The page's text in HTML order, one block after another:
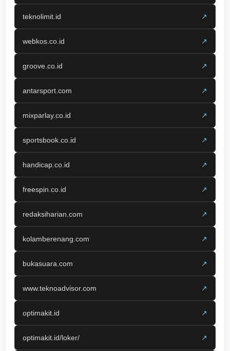
teknolimit.id ↗
webkos.co.id ↗
groove.co.id ↗
antarsport.com ↗
mixparlay.co.id ↗
sportsbook.co.id ↗
handicap.co.id ↗
freespin.co.id ↗
redaksiharian.com ↗
kolamberenang.com ↗
bukasuara.com ↗
www.teknoadvisor.com ↗
optimakit.id ↗
optimakit.id/loker/ ↗